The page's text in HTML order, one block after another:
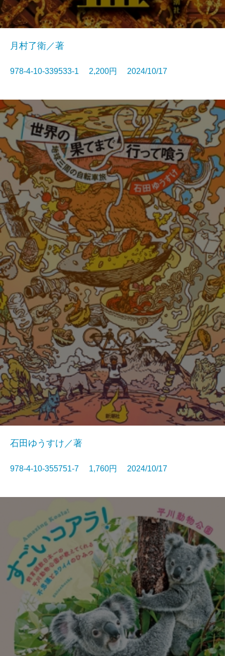
月村了衛／著
978-4-10-339533-1 2,200円 2024/10/17
石田ゆうすけ／著
978-4-10-355751-7 1,760円 2024/10/17